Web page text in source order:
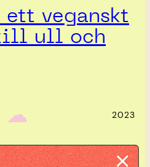
veganskt
ull och
‎ ‎‎ ☁︎‎‎ 2023